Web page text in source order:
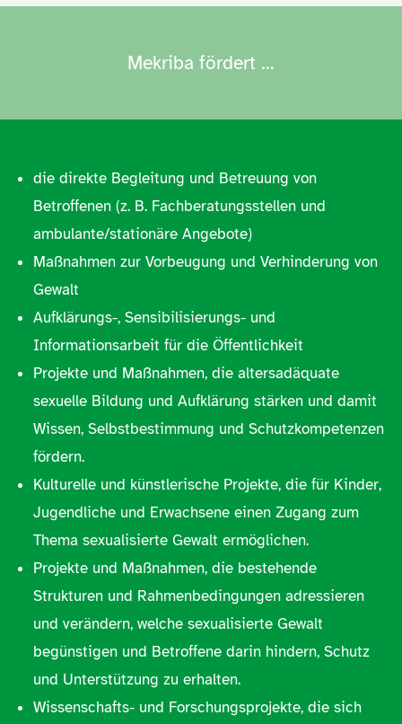
Mekriba fördert …
die direkte Begleitung und Betreuung von
Betroffenen (z. B. Fachberatungsstellen und
ambulante/stationäre Angebote)
Maßnahmen zur Vorbeugung und Verhinderung von
Gewalt
Aufklärungs-, Sensibilisierungs- und
Informationsarbeit für die Öffentlichkeit
Projekte und Maßnahmen, die altersadäquate
sexuelle Bildung und Aufklärung stärken und damit
Wissen, Selbstbestimmung und Schutzkompetenzen
fördern.
Kulturelle und künstlerische Projekte, die für Kinder,
Jugendliche und Erwachsene einen Zugang zum
Thema sexualisierte Gewalt ermöglichen.
Projekte und Maßnahmen, die bestehende
Strukturen und Rahmenbedingungen adressieren
und verändern, welche sexualisierte Gewalt
begünstigen und Betroffene darin hindern, Schutz
und Unterstützung zu erhalten.
Wissenschafts- und Forschungsprojekte, die sich